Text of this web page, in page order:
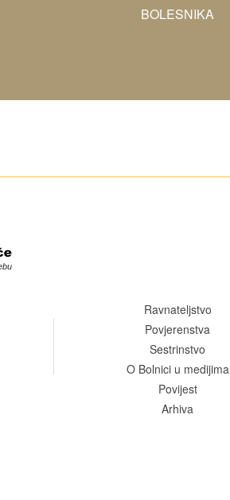
BOLESNIKA
Ravnateljstvo
Povjerenstva
Sestrinstvo
O Bolnici u medijima
Povijest
Arhiva